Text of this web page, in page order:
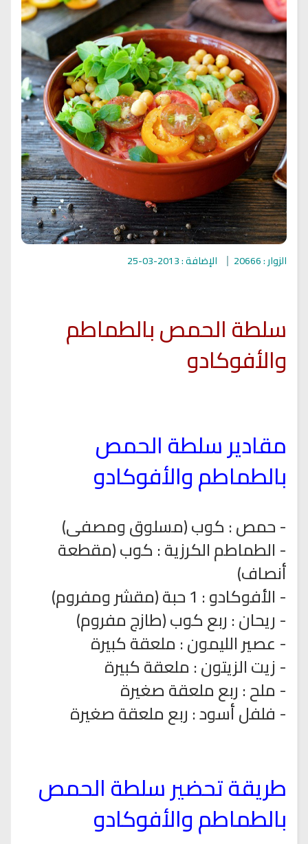
الزوار : 20666 الإضافة : 2013-03-25
سلطة الحمص بالطماطم
والأفوكادو
مقادير سلطة الحمص
بالطماطم والأفوكادو
- حمص : كوب (مسلوق ومصفى)
- الطماطم الكرزية : كوب (مقطعة
أنصاف)
- الأفوكادو : 1 حبة (مقشر ومفروم)
- ريحان : ربع كوب (طازج مفروم)
- عصير الليمون : ملعقة كبيرة
- زيت الزيتون : ملعقة كبيرة
- ملح : ربع ملعقة صغيرة
- فلفل أسود : ربع ملعقة صغيرة
طريقة تحضير سلطة الحمص
بالطماطم والأفوكادو